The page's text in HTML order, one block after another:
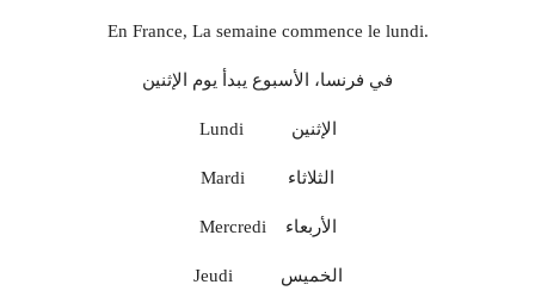
En France, La semaine commence le lundi.
في فرنسا، الأسبوع يبدأ يوم الإثنين
Lundi الإثنين
Mardi الثلاثاء
Mercredi الأربعاء
Jeudi الخميس